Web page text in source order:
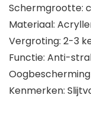
Schermgrootte:
Materiaal:
Vergroting: 2-3
Functie: Anti-
Oogbescherming
Kenmerken: